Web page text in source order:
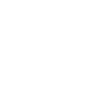
媒材手法的基礎認
，同時拓展成人對藝